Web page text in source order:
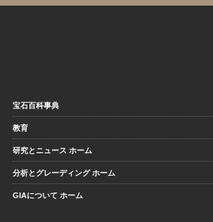
宝石百科事典
教育
研究とニュース ホーム
分析とグレーディング ホーム
GIAについて ホーム